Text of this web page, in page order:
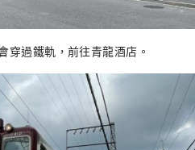
穿過鐵軌，前往青龍酒店。